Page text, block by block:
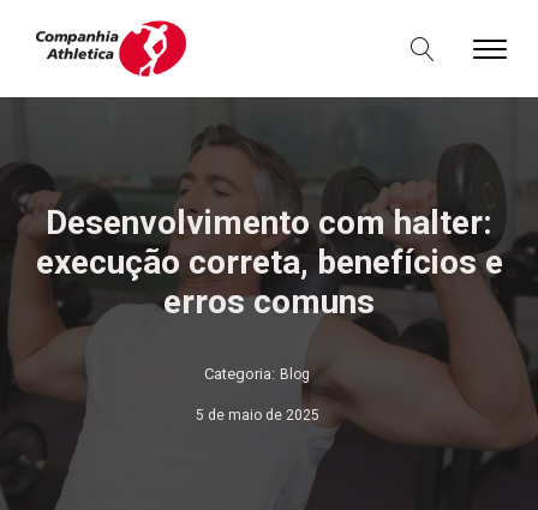
Desenvolvimento com halter:
execução correta, benefícios e
erros comuns
Categoria: Blog
5 de maio de 2025